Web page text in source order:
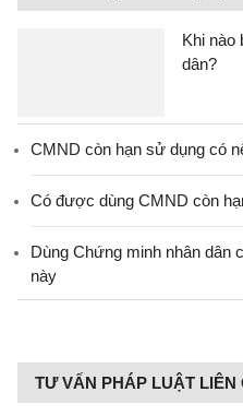
Khi nào
dân?
CMND còn hạn sử dụng có
Có được dùng CMND còn
Dùng Chứng minh nhân dân
này
TƯ VẤN PHÁP LUẬT LIÊN